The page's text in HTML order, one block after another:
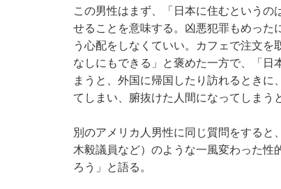
この男性はまず、「日本に住むというの
せることを意味する。凶悪犯罪もめった
う心配をしなくていい。カフェで注文
なしにもできる」と褒めた一方で、「日
まうと、外国に帰国したり訪れるとき
てしまい、腑抜けた人間になってしまう
別のアメリカ人男性に同じ質問をする
木毅議員など）のような一風変わった性
ろう」と語る。